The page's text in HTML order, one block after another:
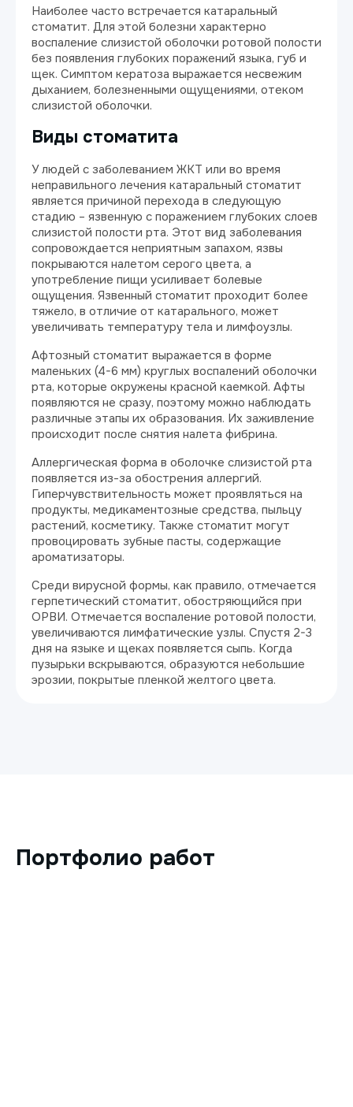
Наиболее часто встречается катаральный
стоматит. Для этой болезни характерно
воспаление слизистой оболочки ротовой полости
без появления глубоких поражений языка, губ и
щек. Симптом кератоза выражается несвежим
дыханием, болезненными ощущениями, отеком
слизистой оболочки.
Виды стоматита
У людей с заболеванием ЖКТ или во время
неправильного лечения катаральный стоматит
является причиной перехода в следующую
стадию – язвенную с поражением глубоких слоев
слизистой полости рта. Этот вид заболевания
сопровождается неприятным запахом, язвы
покрываются налетом серого цвета, а
употребление пищи усиливает болевые
ощущения. Язвенный стоматит проходит более
тяжело, в отличие от катарального, может
увеличивать температуру тела и лимфоузлы.
Афтозный стоматит выражается в форме
маленьких (4-6 мм) круглых воспалений оболочки
рта, которые окружены красной каемкой. Афты
появляются не сразу, поэтому можно наблюдать
различные этапы их образования. Их заживление
происходит после снятия налета фибрина.
Аллергическая форма в оболочке слизистой рта
появляется из-за обострения аллергий.
Гиперчувствительность может проявляться на
продукты, медикаментозные средства, пыльцу
растений, косметику. Также стоматит могут
провоцировать зубные пасты, содержащие
ароматизаторы.
Среди вирусной формы, как правило, отмечается
герпетический стоматит, обостряющийся при
ОРВИ. Отмечается воспаление ротовой полости,
увеличиваются лимфатические узлы. Спустя 2-3
дня на языке и щеках появляется сыпь. Когда
пузырьки вскрываются, образуются небольшие
эрозии, покрытые пленкой желтого цвета.
Портфолио работ